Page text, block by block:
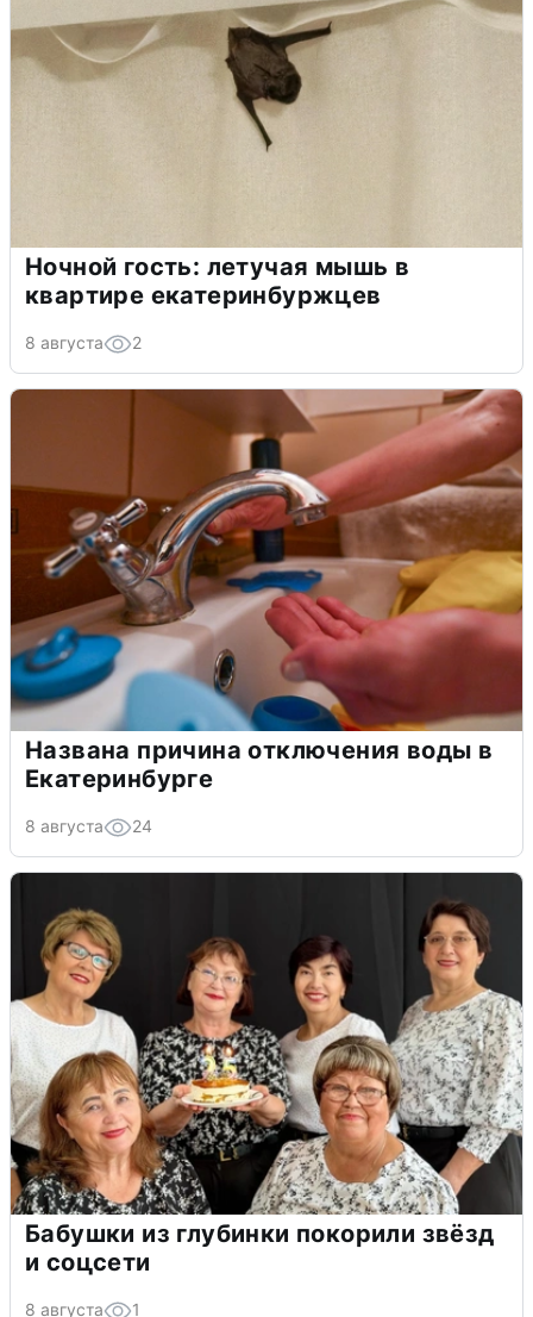
Ночной гость: летучая мышь в
квартире екатеринбуржцев
8 августа 2
Названа причина отключения воды в
Екатеринбурге
8 августа 24
Бабушки из глубинки покорили звёзд
и соцсети
8 августа 1